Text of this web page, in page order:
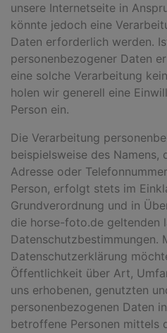
unsere Internetseite in
könnte jedoch eine
Daten erforderlich werden.
personenbezogener Daten
eine solche Verarbeitung
holen wir generell eine
Person ein.
Die Verarbeitung
beispielsweise des Namens,
Adresse oder
Person, erfolgt stets im
Grundverordnung und in
die horse-foto.de geltenden
Datenschutzbestimmungen.
Datenschutzerklärung
Öffentlichkeit über Art,
uns erhobenen, genutzten
personenbezogenen Daten
betroffene Personen mittels